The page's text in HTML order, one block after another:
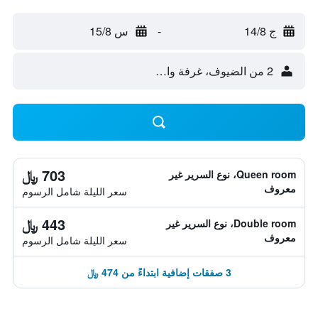
ج 14/8 - س 15/8
2 من الضيوف، غرفة واحدة
Queen room، نوع السرير غير
معروف
703 ﷼
سعر الليلة شامل الرسوم
Double room، نوع السرير غير
معروف
443 ﷼
سعر الليلة شامل الرسوم
3 صفقات إضافية ابتداءً من 474 ﷼